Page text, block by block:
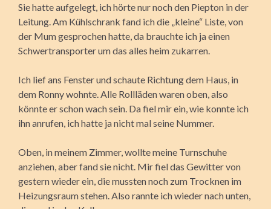
Sie hatte aufgelegt, ich hörte nur noch den Piepton in der
Leitung. Am Kühlschrank fand ich die „kleine“ Liste, von
der Mum gesprochen hatte, da brauchte ich ja einen
Schwertransporter um das alles heim zukarren.
Ich lief ans Fenster und schaute Richtung dem Haus, in
dem Ronny wohnte. Alle Rollläden waren oben, also
könnte er schon wach sein. Da fiel mir ein, wie konnte ich
ihn anrufen, ich hatte ja nicht mal seine Nummer.
Oben, in meinem Zimmer, wollte meine Turnschuhe
anziehen, aber fand sie nicht. Mir fiel das Gewitter von
gestern wieder ein, die mussten noch zum Trocknen im
Heizungsraum stehen. Also rannte ich wieder nach unten,